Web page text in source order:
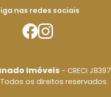
nas redes sociais
Imóveis - CRECI J8397
os direitos reservados.